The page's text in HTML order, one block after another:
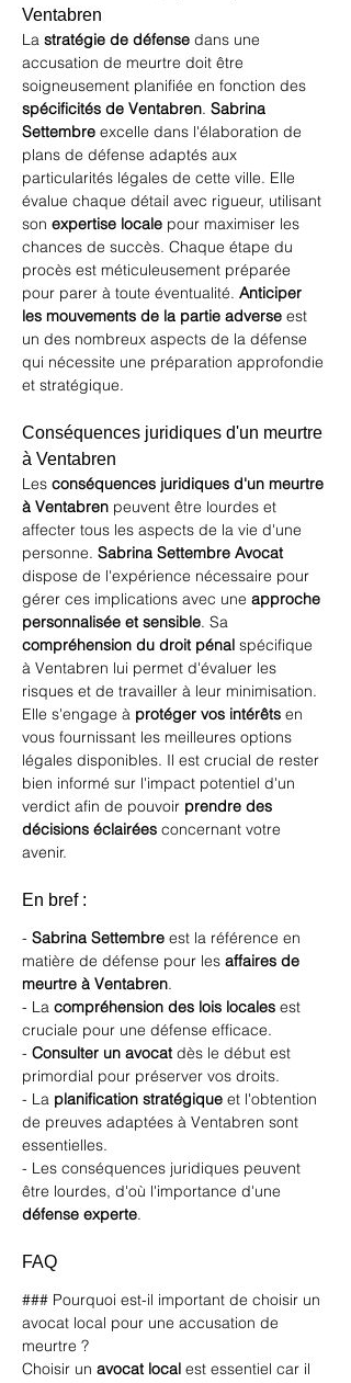
Ventabren
La stratégie de défense dans une
accusation de meurtre doit être
soigneusement planifiée en fonction des
spécificités de Ventabren. Sabrina
Settembre excelle dans l'élaboration de
plans de défense adaptés aux
particularités légales de cette ville. Elle
évalue chaque détail avec rigueur, utilisant
son expertise locale pour maximiser les
chances de succès. Chaque étape du
procès est méticuleusement préparée
pour parer à toute éventualité. Anticiper
les mouvements de la partie adverse est
un des nombreux aspects de la défense
qui nécessite une préparation approfondie
et stratégique.
Conséquences juridiques d'un meurtre
à Ventabren
Les conséquences juridiques d'un meurtre
à Ventabren peuvent être lourdes et
affecter tous les aspects de la vie d'une
personne. Sabrina Settembre Avocat
dispose de l'expérience nécessaire pour
gérer ces implications avec une approche
personnalisée et sensible. Sa
compréhension du droit pénal spécifique
à Ventabren lui permet d'évaluer les
risques et de travailler à leur minimisation.
Elle s'engage à protéger vos intérêts en
vous fournissant les meilleures options
légales disponibles. Il est crucial de rester
bien informé sur l'impact potentiel d'un
verdict afin de pouvoir prendre des
décisions éclairées concernant votre
avenir.
En bref :
- Sabrina Settembre est la référence en
matière de défense pour les affaires de
meurtre à Ventabren.
- La compréhension des lois locales est
cruciale pour une défense efficace.
- Consulter un avocat dès le début est
primordial pour préserver vos droits.
- La planification stratégique et l'obtention
de preuves adaptées à Ventabren sont
essentielles.
- Les conséquences juridiques peuvent
être lourdes, d'où l'importance d'une
défense experte.
FAQ
### Pourquoi est-il important de choisir un
avocat local pour une accusation de
meurtre ?
Choisir un avocat local est essentiel car il